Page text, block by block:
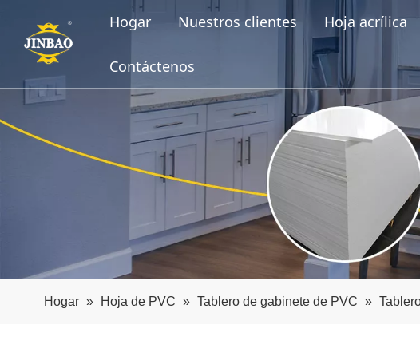
Hogar Nuestros clientes Hoja acrílica
Contáctenos
Hogar » Hoja de PVC » Tablero de gabinete de PVC »